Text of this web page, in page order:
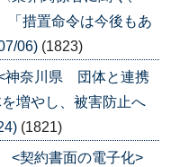
「措置命令は今後もあ
06) (1823)
神奈川県 団体と連携
増やし、被害防止へ
(1821)
<契約書面の電子化>